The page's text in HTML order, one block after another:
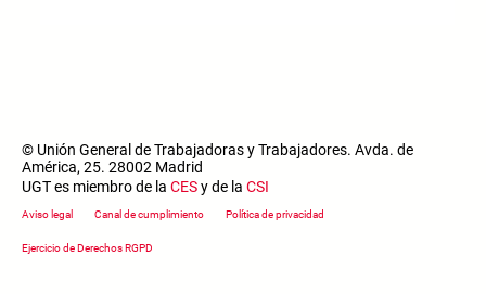
© Unión General de Trabajadoras y Trabajadores. Avda. de
América, 25. 28002 Madrid
UGT es miembro de la CESy de la CSI
Footer menu
Aviso legal Canal de cumplimiento Política de privacidad
Ejercicio de Derechos RGPD